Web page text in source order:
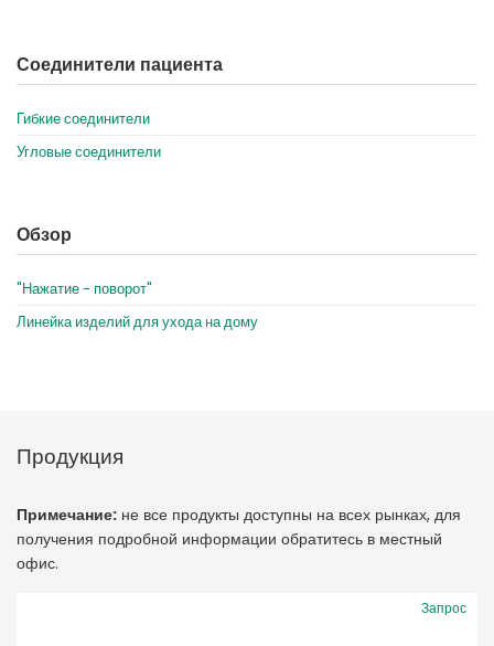
Соединители пациента
Гибкие соединители
Угловые соединители
Обзор
"Нажатие - поворот"
Линейка изделий для ухода на дому
Продукция
Примечание: не все продукты доступны на всех рынках, для
получения подробной информации обратитесь в местный
офис.
Запрос